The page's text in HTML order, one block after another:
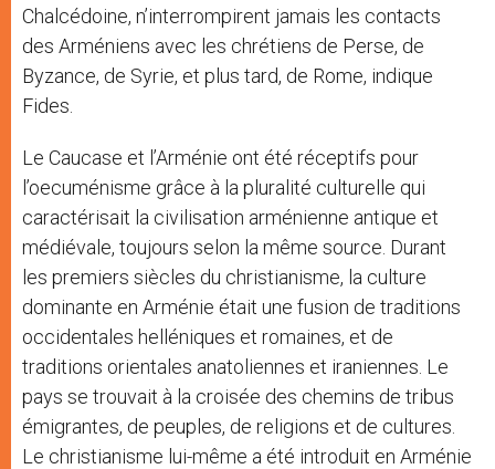
Chalcédoine, n’interrompirent jamais les contacts
des Arméniens avec les chrétiens de Perse, de
Byzance, de Syrie, et plus tard, de Rome, indique
Fides.
Le Caucase et l’Arménie ont été réceptifs pour
l’oecuménisme grâce à la pluralité culturelle qui
caractérisait la civilisation arménienne antique et
médiévale, toujours selon la même source. Durant
les premiers siècles du christianisme, la culture
dominante en Arménie était une fusion de traditions
occidentales helléniques et romaines, et de
traditions orientales anatoliennes et iraniennes. Le
pays se trouvait à la croisée des chemins de tribus
émigrantes, de peuples, de religions et de cultures.
Le christianisme lui-même a été introduit en Arménie